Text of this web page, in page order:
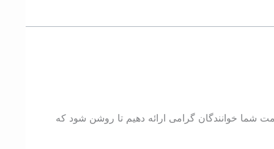
شما خوانندگان گرامی ارائه دهیم تا روشن شود که